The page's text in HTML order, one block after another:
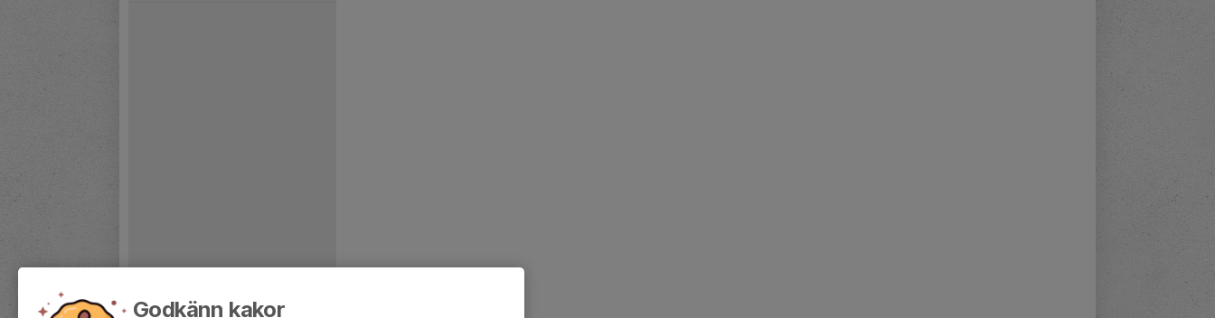
Godkänn kakor